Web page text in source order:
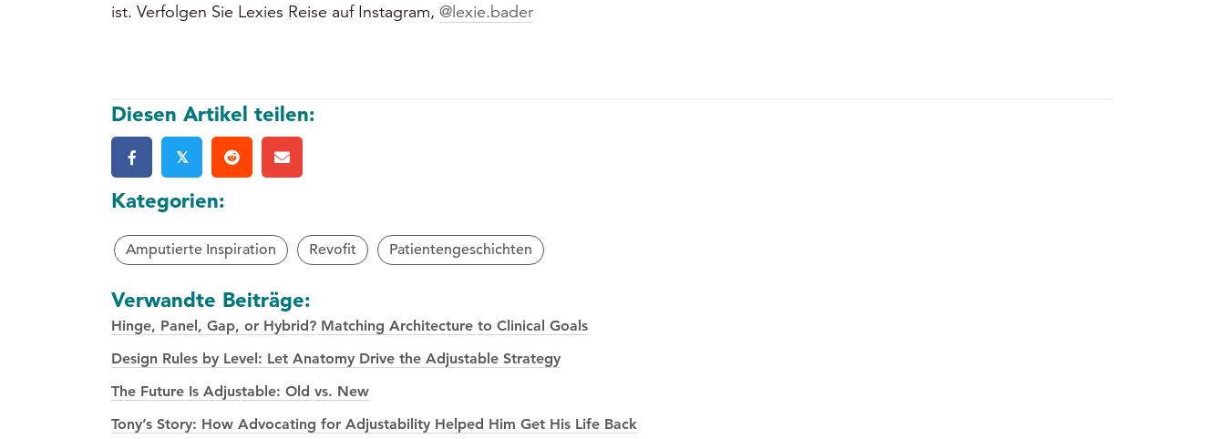
ist. Verfolgen Sie Lexies Reise auf Instagram, @lexie.bader
Diesen Artikel teilen:
𝕏
Kategorien:
Amputierte Inspiration Revofit Patientengeschichten
Verwandte Beiträge:
Hinge, Panel, Gap, or Hybrid? Matching Architecture to Clinical Goals
Design Rules by Level: Let Anatomy Drive the Adjustable Strategy
The Future Is Adjustable: Old vs. New
Tony’s Story: How Advocating for Adjustability Helped Him Get His Life Back